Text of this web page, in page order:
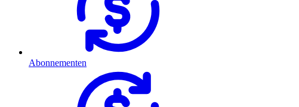
Abonnementen